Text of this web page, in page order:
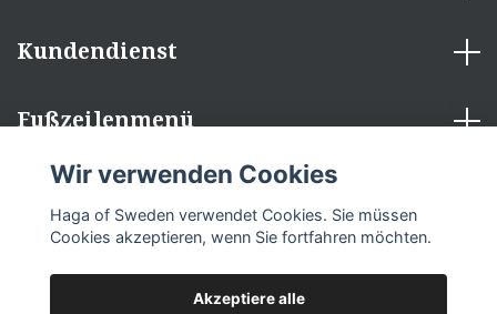
Kundendienst
Fußzeilenmenü
Sozialen Medien
Wir verwenden Cookies
Haga of Sweden verwendet Cookies. Sie müssen
Cookies akzeptieren, wenn Sie fortfahren möchten.
Akzeptiere alle